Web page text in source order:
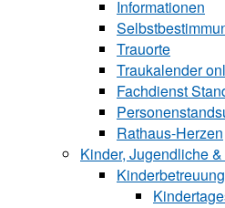
Informationen
Trauorte
Traukalender
Fachdienst
Rathaus-Herzen
Kinder, Jugendliche
Kinderbetreuung